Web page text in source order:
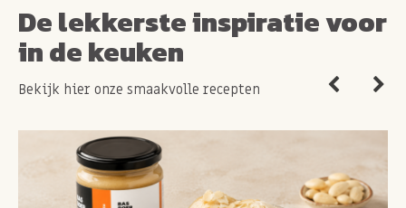
Kortom: fris, vezelrijk en lekker ontbijten met
muesli dus!
Allergie informatie
Bevat NOTEN, GLUTEN.
De lekkerste inspiratie voor
in de keuken
Bekijk hier onze smaakvolle recepten